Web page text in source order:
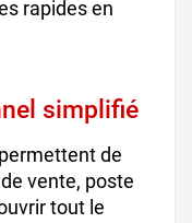
rapides en
simplifié
permettent de
vente, poste
tout le